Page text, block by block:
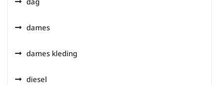
dames
dames kleding
diesel